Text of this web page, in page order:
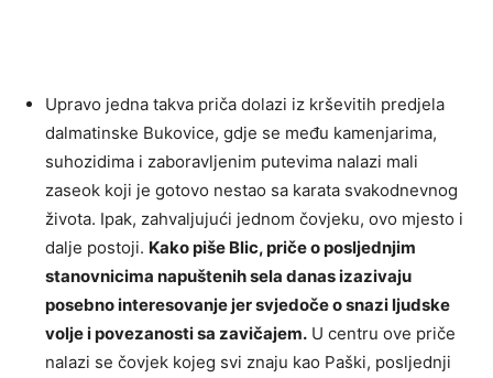
Upravo jedna takva priča dolazi iz krševitih predjela
dalmatinske Bukovice, gdje se među kamenjarima,
suhozidima i zaboravljenim putevima nalazi mali
zaseok koji je gotovo nestao sa karata svakodnevnog
života. Ipak, zahvaljujući jednom čovjeku, ovo mjesto i
dalje postoji. Kako piše Blic, priče o posljednjim
stanovnicima napuštenih sela danas izazivaju
posebno interesovanje jer svjedoče o snazi ljudske
volje i povezanosti sa zavičajem. U centru ove priče
nalazi se čovjek kojeg svi znaju kao Paški, posljednji